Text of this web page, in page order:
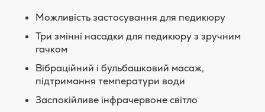
Можливість застосування для педикюру
Три змінні насадки для педикюру з зручним
гачком
Вібраційний і бульбашковий масаж,
підтримання температури води
Заспокійливе інфрачервоне світло